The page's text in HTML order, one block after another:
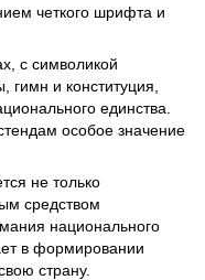
четкого шрифта и
с символикой
гимн и конституция,
единства.
особое значение
не только
средством
национального
в формировании
страну.